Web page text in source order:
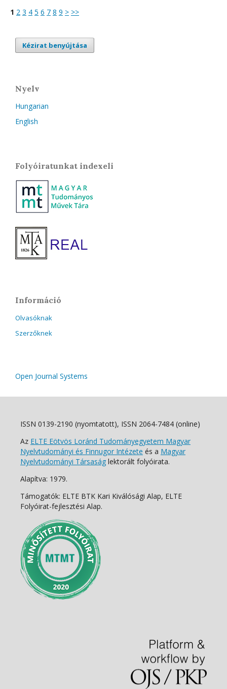
1 2 3 4 5 6 7 8 9 > >>
Kézirat benyújtása
Nyelv
Hungarian
English
Folyóiratunkat indexeli
Információ
Olvasóknak
Szerzőknek
Open Journal Systems
ISSN 0139-2190 (nyomtatott), ISSN 2064-7484 (online)
Az ELTE Eötvös Loránd Tudományegyetem Magyar
Nyelvtudományi és Finnugor Intézete és a Magyar
Nyelvtudományi Társaság lektorált folyóirata.
Alapítva: 1979.
Támogatók: ELTE BTK Kari Kiválósági Alap, ELTE
Folyóirat-fejlesztési Alap.